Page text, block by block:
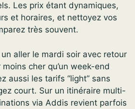
Les prix étant dynamiques,
et horaires, et nettoyez vos
très souvent.
aller le mardi soir avec retour
cher qu’un week-end
aussi les tarifs “light” sans
court. Sur un itinéraire multi-
via Addis revient parfois